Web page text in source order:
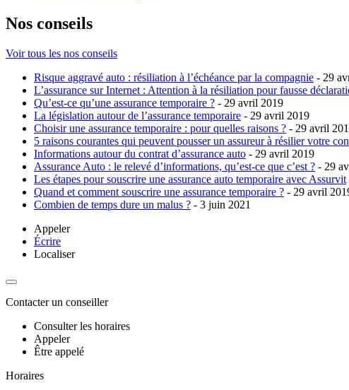
Nos conseils
Voir tous les nos conseils
Risque aggravé auto : résiliation à l’échéance par la compagnie - 29
L’assurance sur Internet : Attention à la résiliation pour fausse
Qu’est-ce qu’une assurance temporaire ? - 29 avril 2019
La législation autour de l’assurance temporaire - 29 avril 2019
Choisir une assurance temporaire : pour quelles raisons ? - 29 avril
5 raisons courantes qui peuvent pousser un assureur à résilier votre
Informations autour du contrat d’assurance auto - 29 avril 2019
Assurance Auto : le relevé d’informations, qu’est-ce que c’est ? - 29
Les étapes pour souscrire une assurance auto temporaire avec Assurvit
Quand et comment souscrire une assurance temporaire ? - 29 avril
Combien de temps dure un malus ? - 3 juin 2021
Appeler
Écrire
Localiser
Contacter un conseiller
Consulter les horaires
Appeler
Être appelé
Horaires